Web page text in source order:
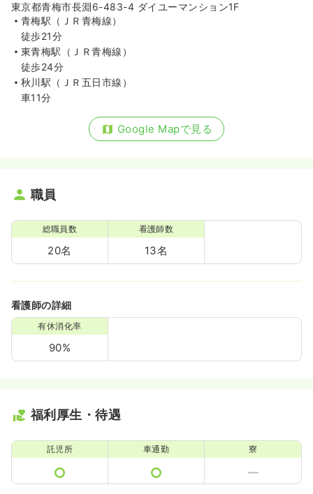
東京都青梅市長淵6-483-4 ダイユーマンション1F
青梅駅（ＪＲ青梅線）
徒歩21分
東青梅駅（ＪＲ青梅線）
徒歩24分
秋川駅（ＪＲ五日市線）
車11分
Google Mapで見る
職員
総職員数
20名
看護師数
13名
看護師の詳細
有休消化率
90%
福利厚生・待遇
託児所 車通勤 寮